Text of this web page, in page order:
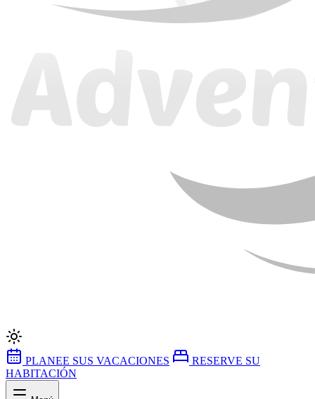
PLANEE SUS VACACIONES
RESERVE SU
HABITACIÓN